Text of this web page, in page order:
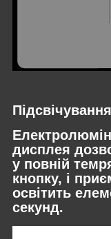
Підсвічування
дисплея
у повній
кнопку, і
освітить
секунд.